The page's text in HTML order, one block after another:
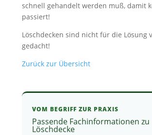
schnell gehandelt werden muß, damit
passiert!
Löschdecken sind nicht für die Lösung
gedacht!
Zurück zur Übersicht
VOM BEGRIFF ZUR PRAXIS
Passende Fachinformationen zu
Löschdecke